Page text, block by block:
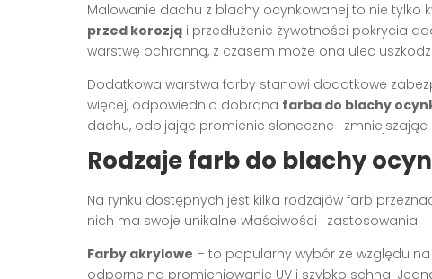
Malowanie dachu z blachy ocynkowanej to nie tylko
przed korozją i przedłużenie żywotności pokrycia
warstwę ochronną, z czasem może ona ulec
Dodatkowa warstwa farby stanowi dodatkowe
więcej, odpowiednio dobrana farba do blachy
dachu, odbijając promienie słoneczne i
Rodzaje farb do blachy
Na rynku dostępnych jest kilka rodzajów farb
nich ma swoje unikalne właściwości i zastosowania:
Farby akrylowe – to popularny wybór ze względu
odporne na promieniowanie UV i szybko schną.